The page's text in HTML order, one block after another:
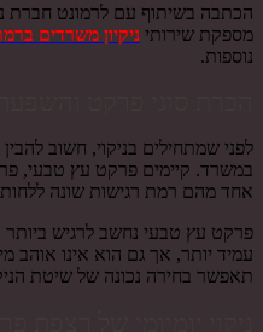
הכתבה בשיתוף עם לרמונט חברת
מספקת שירותי ניקיון משרדים
נוספות.
לפני שמתחילים בניקוי, חשוב
במשרד. קיימים פרקט עץ טבעי,
אחד מהם רמת רגישות שונה ללחות
פרקט עץ טבעי נחשב לרגיש ביותר
עמיד יותר, אך גם הוא אינו אוהב
תאפשר בחירה נכונה של שיטת